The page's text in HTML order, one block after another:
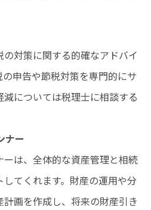
対策に関する的確なアドバイ
申告や節税対策を専門的にサ
については税理士に相談する
ナー
は、全体的な資産管理と相続
てくれます。財産の運用や分
画を作成し、将来の財産引き